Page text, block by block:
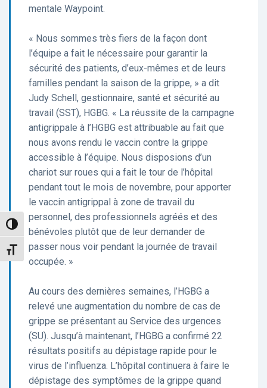
Toggle High Contrast
Toggle Font size
mentale Waypoint.
« Nous sommes très fiers de la façon dont
l’équipe a fait le nécessaire pour garantir la
sécurité des patients, d’eux-mêmes et de leurs
familles pendant la saison de la grippe, » a dit
Judy Schell, gestionnaire, santé et sécurité au
travail (SST), HGBG. « La réussite de la campagne
antigrippale à l’HGBG est attribuable au fait que
nous avons rendu le vaccin contre la grippe
accessible à l’équipe. Nous disposions d’un
chariot sur roues qui a fait le tour de l’hôpital
pendant tout le mois de novembre, pour apporter
le vaccin antigrippal à zone de travail du
personnel, des professionnels agréés et des
bénévoles plutôt que de leur demander de
passer nous voir pendant la journée de travail
occupée. »
Au cours des dernières semaines, l’HGBG a
relevé une augmentation du nombre de cas de
grippe se présentant au Service des urgences
(SU). Jusqu’à maintenant, l’HGBG a confirmé 22
résultats positifs au dépistage rapide pour le
virus de l’influenza. L’hôpital continuera à faire le
dépistage des symptômes de la grippe quand